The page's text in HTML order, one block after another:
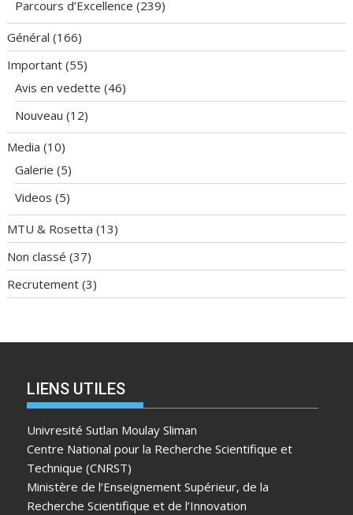
Parcours d’Excellence (239)
Général (166)
Important (55)
Avis en vedette (46)
Nouveau (12)
Media (10)
Galerie (5)
Videos (5)
MTU & Rosetta (13)
Non classé (37)
Recrutement (3)
LIENS UTILES
Univresité Sutlan Moulay Sliman
Centre National pour la Recherche Scientifique et
Technique (CNRST)
Ministère de l’Enseignement Supérieur, de la
Recherche Scientifique et de l’Innovation